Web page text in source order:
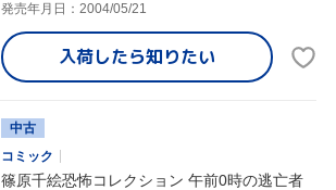
発売年月日：2004/05/21
入荷したら知りたい
中古
コミック
篠原千絵恐怖コレクション 午前0時の逃亡者